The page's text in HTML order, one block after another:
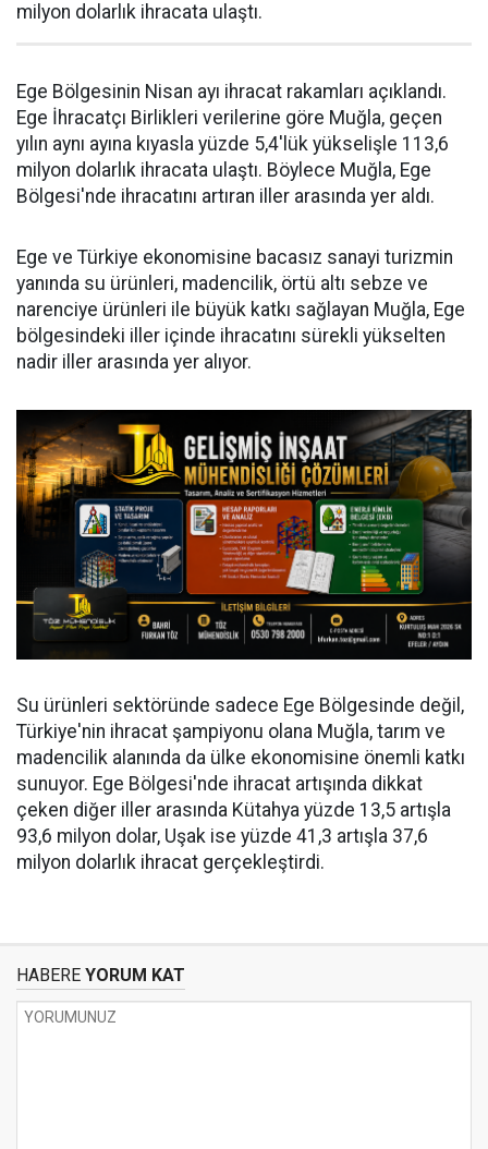
milyon dolarlık ihracata ulaştı.
Ege Bölgesinin Nisan ayı ihracat rakamları açıklandı.
Ege İhracatçı Birlikleri verilerine göre Muğla, geçen
yılın aynı ayına kıyasla yüzde 5,4'lük yükselişle 113,6
milyon dolarlık ihracata ulaştı. Böylece Muğla, Ege
Bölgesi'nde ihracatını artıran iller arasında yer aldı.
Ege ve Türkiye ekonomisine bacasız sanayi turizmin
yanında su ürünleri, madencilik, örtü altı sebze ve
narenciye ürünleri ile büyük katkı sağlayan Muğla, Ege
bölgesindeki iller içinde ihracatını sürekli yükselten
nadir iller arasında yer alıyor.
Su ürünleri sektöründe sadece Ege Bölgesinde değil,
Türkiye'nin ihracat şampiyonu olana Muğla, tarım ve
madencilik alanında da ülke ekonomisine önemli katkı
sunuyor. Ege Bölgesi'nde ihracat artışında dikkat
çeken diğer iller arasında Kütahya yüzde 13,5 artışla
93,6 milyon dolar, Uşak ise yüzde 41,3 artışla 37,6
milyon dolarlık ihracat gerçekleştirdi.
HABERE YORUM KAT